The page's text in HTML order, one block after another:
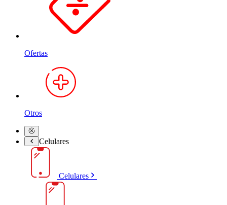
Ofertas
Otros
Celulares
Celulares